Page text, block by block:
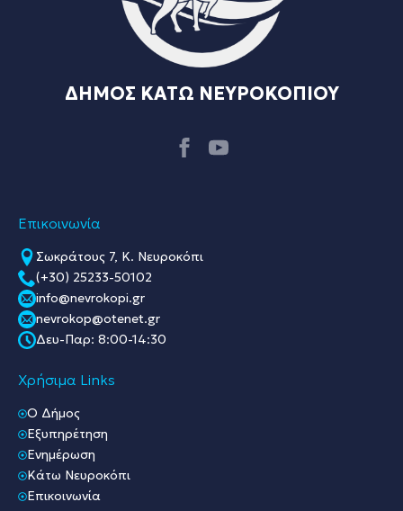
ΔΗΜΟΣ ΚΑΤΩ ΝΕΥΡΟΚΟΠΙΟΥ
Επικοινωνία
Σωκράτους 7, Κ. Νευροκόπι
(+30) 25233-50102
info@nevrokopi.gr
nevrokop@otenet.gr
Δευ-Παρ: 8:00-14:30
Χρήσιμα Links
O Δήμος
Εξυπηρέτηση
Ενημέρωση
Κάτω Νευροκόπι
Επικοινωνία